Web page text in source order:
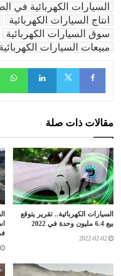
السيارات الكهربائية في
انتاج السيارات الكهربائية
سوق السيارات الكهربائية
مبيعات السيارات
Facebook
LinkedIn
مقالات ذات صلة
السيارات الكهربائية.. تقرير يتوقع
بيع 6.4 مليون وحدة في 2022
2022-02-02